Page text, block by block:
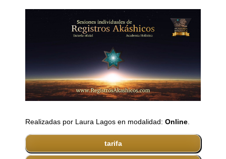
Realizadas por Laura Lagos en modalidad: Online.
tarifa